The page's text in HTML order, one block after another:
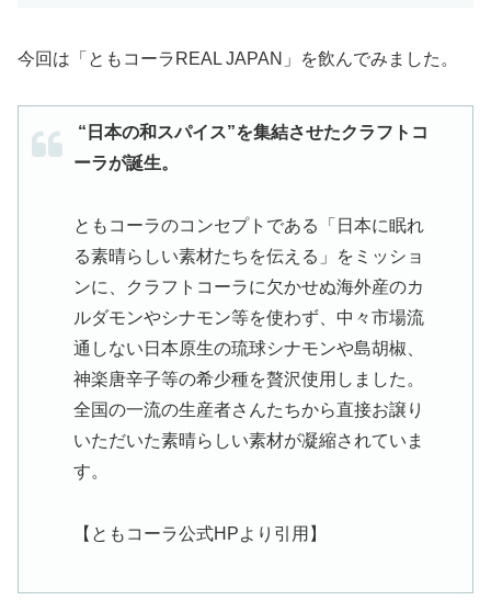
今回は「ともコーラREAL JAPAN」を飲んでみました。
“日本の和スパイス”を集結させたクラフトコ
ーラが誕生。
ともコーラのコンセプトである「日本に眠れ
る素晴らしい素材たちを伝える」をミッショ
ンに、クラフトコーラに欠かせぬ海外産のカ
ルダモンやシナモン等を使わず、中々市場流
通しない日本原生の琉球シナモンや島胡椒、
神楽唐辛子等の希少種を贅沢使用しました。
全国の一流の生産者さんたちから直接お譲り
いただいた素晴らしい素材が凝縮されていま
す。
【ともコーラ公式HPより引用】